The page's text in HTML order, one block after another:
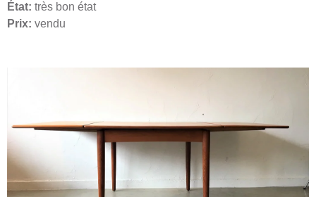
État: très bon état
Prix: vendu